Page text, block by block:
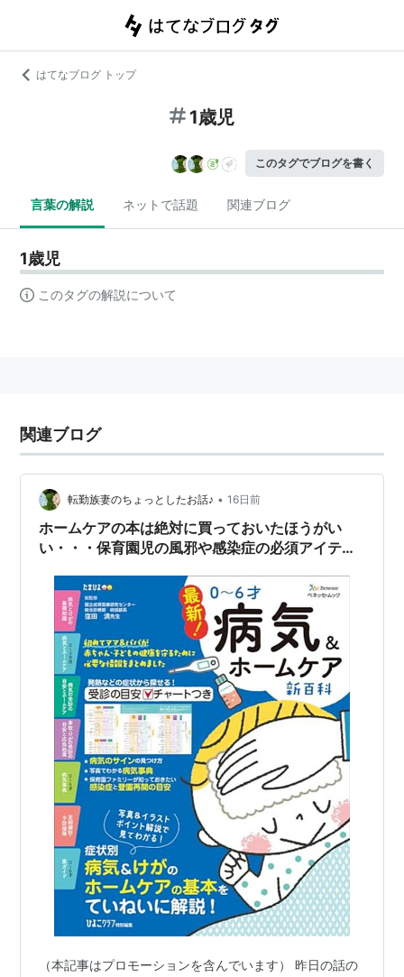
はてなブログ トップ
1歳児
このタグでブログを書く
言葉の解説 ネットで話題 関連ブログ
1歳児
このタグの解説について
関連ブログ
転勤族妻のちょっとしたお話♪ • 16日前
ホームケアの本は絶対に買っておいたほうがい
い・・・保育園児の風邪や感染症の必須アイテム
（本記事はプロモーションを含んでいます） 昨日の話の